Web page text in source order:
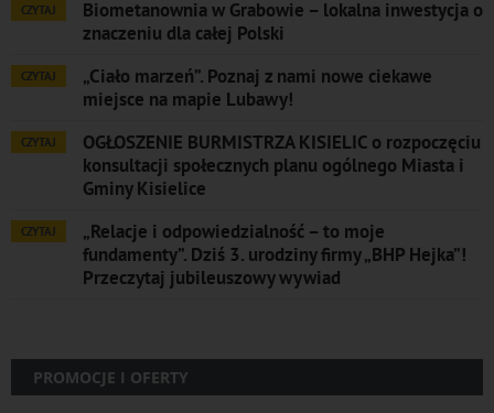
CZYTAJ
Biometanownia w Grabowie – lokalna inwestycja o
znaczeniu dla całej Polski
CZYTAJ
„Ciało marzeń”. Poznaj z nami nowe ciekawe
miejsce na mapie Lubawy!
CZYTAJ
OGŁOSZENIE BURMISTRZA KISIELIC o rozpoczęciu
konsultacji społecznych planu ogólnego Miasta i
Gminy Kisielice
CZYTAJ
„Relacje i odpowiedzialność – to moje
fundamenty”. Dziś 3. urodziny firmy „BHP Hejka”!
Przeczytaj jubileuszowy wywiad
PROMOCJE I OFERTY